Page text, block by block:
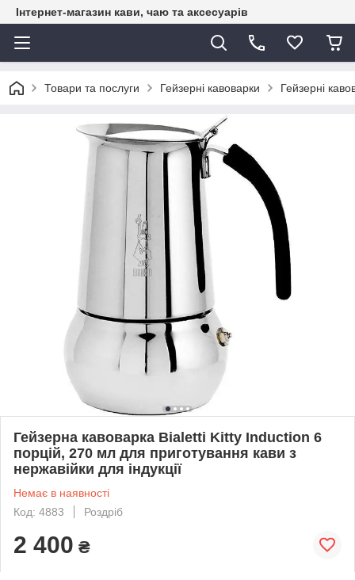
Інтернет-магазин кави, чаю та аксесуарів
Товари та послуги Гейзерні кавоварки Гейзерні
Гейзерна кавоварка Bialetti Kitty Induction 6
порцій, 270 мл для приготування кави з
нержавійки для індукції
Немає в наявності
Код: 4883
Роздріб
2 400 ₴